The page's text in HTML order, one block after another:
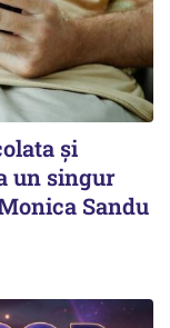
și
un singur
Sandu